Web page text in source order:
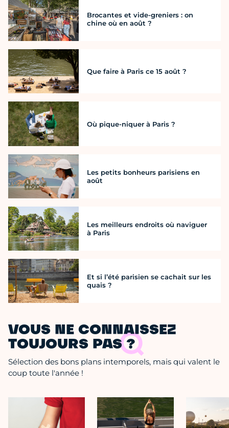
Brocantes et vide-greniers : on
chine où en août ?
Que faire à Paris ce 15 août ?
Où pique-niquer à Paris ?
Les petits bonheurs parisiens en
août
Les meilleurs endroits où naviguer
à Paris
Et si l’été parisien se cachait sur les
quais ?
VOUS NE CONNAISSEZ
TOUJOURS PAS ?
Sélection des bons plans intemporels, mais qui valent le
coup toute l'année !